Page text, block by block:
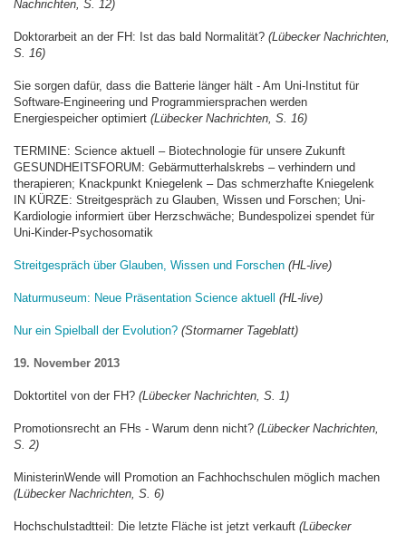
Nachrichten, S. 12)
Doktorarbeit an der FH: Ist das bald Normalität? (Lübecker Nachrichten,
S. 16)
Sie sorgen dafür, dass die Batterie länger hält - Am Uni-Institut für
Software-Engineering und Programmiersprachen werden
Energiespeicher optimiert (Lübecker Nachrichten, S. 16)
TERMINE: Science aktuell – Biotechnologie für unsere Zukunft
GESUNDHEITSFORUM: Gebärmutterhalskrebs – verhindern und
therapieren; Knackpunkt Kniegelenk – Das schmerzhafte Kniegelenk
IN KÜRZE: Streitgespräch zu Glauben, Wissen und Forschen; Uni-
Kardiologie informiert über Herzschwäche; Bundespolizei spendet für
Uni-Kinder-Psychosomatik
Streitgespräch über Glauben, Wissen und Forschen (HL-live)
Naturmuseum: Neue Präsentation Science aktuell (HL-live)
Nur ein Spielball der Evolution? (Stormarner Tageblatt)
19. November 2013
Doktortitel von der FH? (Lübecker Nachrichten, S. 1)
Promotionsrecht an FHs - Warum denn nicht? (Lübecker Nachrichten,
S. 2)
MinisterinWende will Promotion an Fachhochschulen möglich machen
(Lübecker Nachrichten, S. 6)
Hochschulstadtteil: Die letzte Fläche ist jetzt verkauft (Lübecker